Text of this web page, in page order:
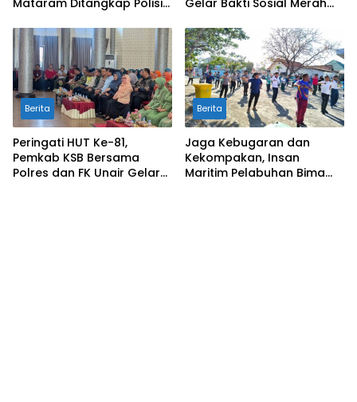
Hidayatullah
Berita
Peringati HUT Ke-81,
Pemkab KSB Bersama
Polres dan FK Unair Gelar
Berita
Jaga Kebugaran dan
Kekompakan, Insan
Maritim Pelabuhan Bima